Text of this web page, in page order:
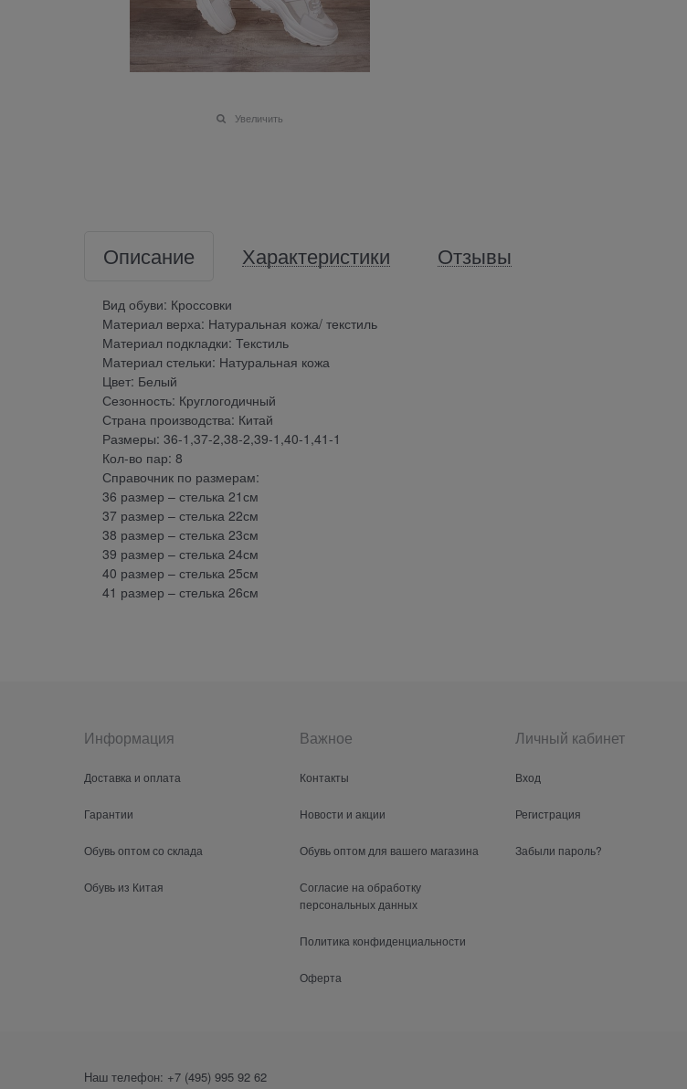
Увеличить
Описание Характеристики Отзывы
Вид обуви: Кроссовки
Материал верха: Натуральная кожа/ текстиль
Материал подкладки: Текстиль
Материал стельки: Натуральная кожа
Цвет: Белый
Сезонность: Круглогодичный
Страна производства: Китай
Размеры: 36-1,37-2,38-2,39-1,40-1,41-1
Кол-во пар: 8
Справочник по размерам:
36 размер – стелька 21см
37 размер – стелька 22см
38 размер – стелька 23см
39 размер – стелька 24см
40 размер – стелька 25см
41 размер – стелька 26см
Информация
Доставка и оплата
Гарантии
Обувь оптом со склада
Обувь из Китая
Важное
Контакты
Новости и акции
Обувь оптом для вашего магазина
Согласие на обработку
персональных данных
Политика конфиденциальности
Оферта
Личный кабинет
Вход
Регистрация
Забыли пароль?
Наш телефон: +7 (495) 995 92 62